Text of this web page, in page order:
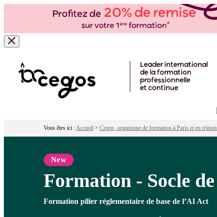
Leader international
de la formation
professionnelle
et continue
Vous êtes ici :Accueil> Cegos, organisme de formation à Paris et en
New
Formation - Socle
Formation pilier réglementaire de base de l’AI Act
Formation - Socle de culture IA - AI Act
Pour qui ? Programme Objectifs